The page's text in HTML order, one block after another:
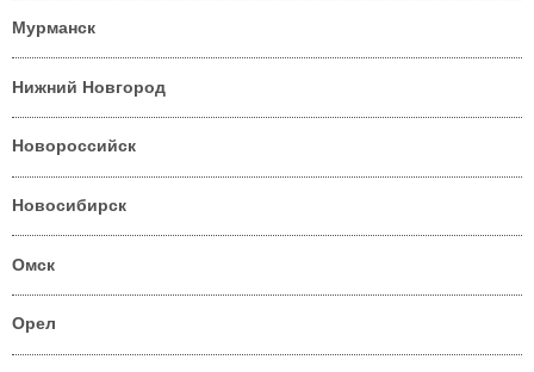
Мурманск
Нижний Новгород
Новороссийск
Новосибирск
Омск
Орел